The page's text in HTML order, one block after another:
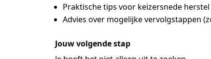
Praktische tips voor keizersnede herstel
Advies over mogelijke vervolgstappen
Jouw volgende stap